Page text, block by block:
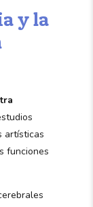
y la
artísticas
funciones